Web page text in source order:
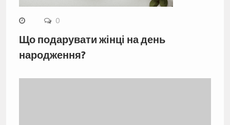
0
Що подарувати жінці на день
народження?